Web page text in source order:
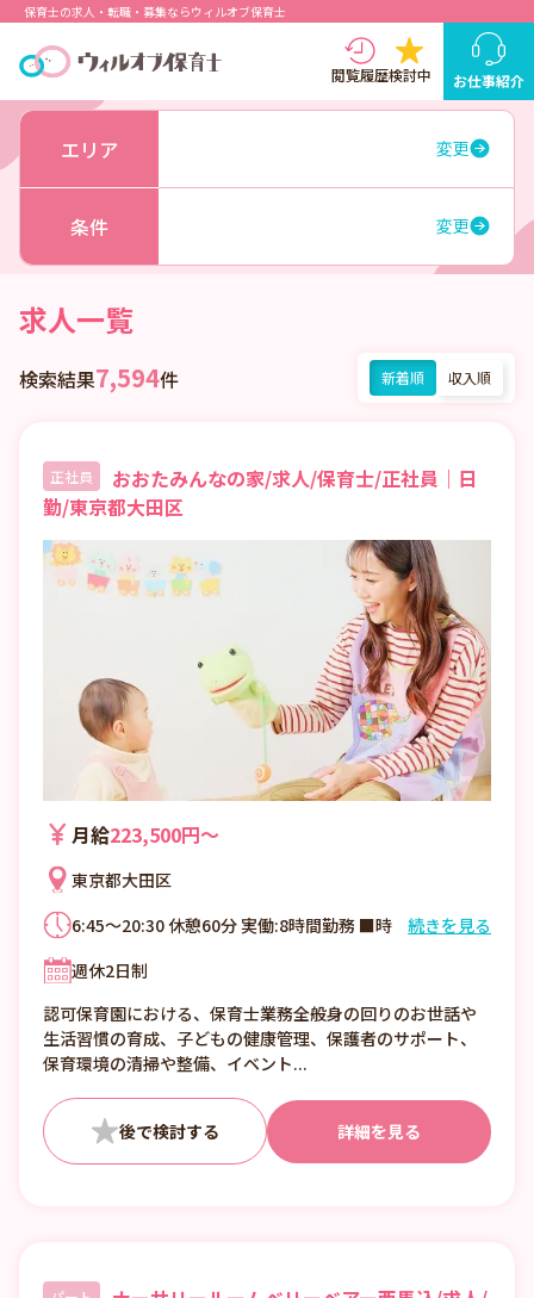
保育士の求人・転職・募集ならウィルオブ保育士
閲覧履歴検討中 お仕事紹介
エリア 変更
条件 変更
求人一覧
検索結果7,594件 新着順 収入順
正社員
おおたみんなの家/求人/保育士/正社員｜日
勤/東京都大田区
月給223,500円〜
東京都大田区
6:45～20:30 休憩60分 実働:8時間勤務 ■時
続きを見る
週休2日制
認可保育園における、保育士業務全般身の回りのお世話や
生活習慣の育成、子どもの健康管理、保護者のサポート、
保育環境の清掃や整備、イベント...
詳細を見る